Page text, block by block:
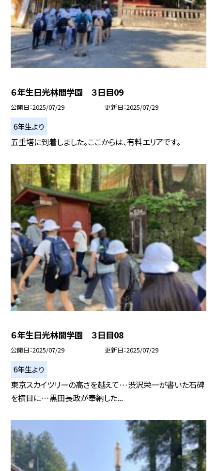
６年生日光林間学園 ３日目09
公開日 2025/07/29 更新日 2025/07/29
6年生より
五重塔に到着しました。ここからは、有料エリアです。
６年生日光林間学園 ３日目08
公開日 2025/07/29 更新日 2025/07/29
6年生より
東京スカイツリーの高さを越えて…渋沢栄一が書いた石碑
を横目に…黒田長政が奉納した...